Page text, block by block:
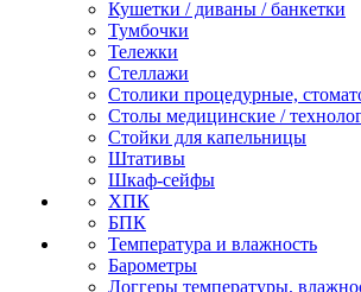
Кушетки / диваны / банкетки
Тумбочки
Тележки
Стеллажи
Столики процедурные,
Столы медицинские /
Стойки для капельницы
Штативы
Шкаф-сейфы
ХПК
БПК
Температура и влажность
Барометры
Логгеры температуры,